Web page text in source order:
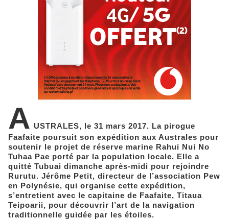
A USTRALES, le 31 mars 2017. La pirogue
Faafaite poursuit son expédition aux Australes pour
soutenir le projet de réserve marine Rahui Nui No
Tuhaa Pae porté par la population locale. Elle a
quitté Tubuai dimanche après-midi pour rejoindre
Rurutu. Jérôme Petit, directeur de l’association Pew
en Polynésie, qui organise cette expédition,
s’entretient avec le capitaine de Faafaite, Titaua
Teipoarii, pour découvrir l’art de la navigation
traditionnelle guidée par les étoiles.